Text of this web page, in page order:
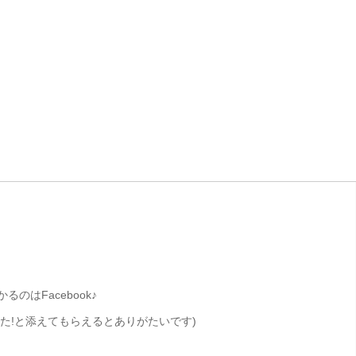
のはFacebook♪
!と添えてもらえるとありがたいです)